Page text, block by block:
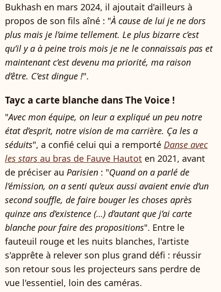
Bukhash en mars 2024, il ajoutait d'ailleurs à
propos de son fils aîné : "À cause de lui je ne dors
plus mais je l’aime tellement. Le plus bizarre c’est
qu’il y a à peine trois mois je ne le connaissais pas et
maintenant c’est devenu ma priorité, ma raison
d’être. C’est dingue !".
Tayc a carte blanche dans The Voice !
"Avec mon équipe, on leur a expliqué un peu notre
état d’esprit, notre vision de ma carrière. Ça les a
séduits", a confié celui qui a remporté Danse avec
les stars au bras de Fauve Hautot en 2021, avant
de préciser au Parisien : "Quand on a parlé de
l’émission, on a senti qu’eux aussi avaient envie d’un
second souffle, de faire bouger les choses après
quinze ans d’existence (…) d’autant que j’ai carte
blanche pour faire des propositions". Entre le
fauteuil rouge et les nuits blanches, l'artiste
s'apprête à relever son plus grand défi : réussir
son retour sous les projecteurs sans perdre de
vue l'essentiel, loin des caméras.